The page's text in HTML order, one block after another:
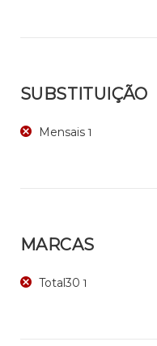
SUBSTITUIÇÃO
Mensais 1
MARCAS
Total30 1